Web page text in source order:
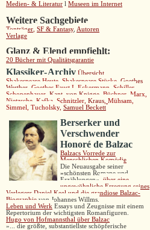
Medien- & Literatur l Museen im Internet
Weitere Sachgebiete
Tonträger SF & Fantasy Autoren
Verlage
Glanz & Elend empfiehlt:
20 Bücher mit Qualitätsgarantie
Klassiker-Archiv Übersicht
Shakespeare Heute Shakespeare Stücke Goethes
Werther, Goethes Faust I, Eckermann,
Schiller,
Schopenhauer, Kant, von Knigge, Büchner, Marx
Nietzsche, Kafka, Schnitzler Kraus Mühsam
Simmel
Tucholsky Samuel Beckett
Berserker und
Verschwender
Honoré de Balzac
Balzacs Vorrede zur
Menschlichen Komödie
Die Neuausgabe seiner
»schönsten Romane und
Erzählungen«
über eine
ungewöhnliche Erregung seines
Verlegers Daniel Keel und die grandiose Balzac-
Biographie von Johannes Willms.
Leben und Werk Essays und Zeugnisse mit einem
Repertorium der wichtigsten Romanfiguren.
Hugo von Hofmannsthal über Balzac
»... die größte, substantiellste schöpferische